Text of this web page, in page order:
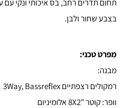
תחום תדרים רחב, בס איכותי ונקי עם
בצבע שחור ולבן.
מפרט טכני:
מבנה:
רמקולים רצפתיים 3Way, Bassreflex
וופר: קוטר "8X2 אלומיניום